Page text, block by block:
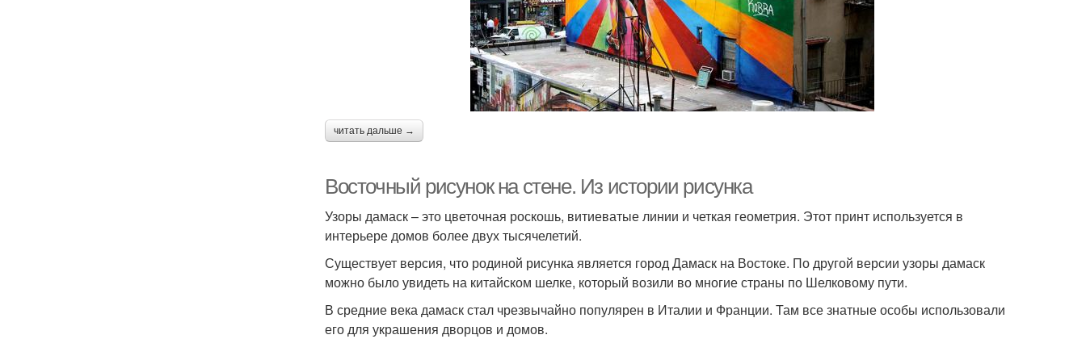
читать дальше →
Восточный рисунок на стене. Из истории рисунка
Узоры дамаск – это цветочная роскошь, витиеватые линии и четкая геометрия. Этот принт используется в
интерьере домов более двух тысячелетий.
Существует версия, что родиной рисунка является город Дамаск на Востоке. По другой версии узоры дамаск
можно было увидеть на китайском шелке, который возили во многие страны по Шелковому пути.
В средние века дамаск стал чрезвычайно популярен в Италии и Франции. Там все знатные особы использовали
его для украшения дворцов и домов.